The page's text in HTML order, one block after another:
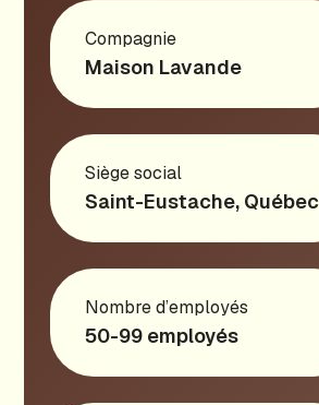
Compagnie
Maison Lavande
Siège social
Saint-Eustache, Québec
Nombre d’employés
50-99 employés